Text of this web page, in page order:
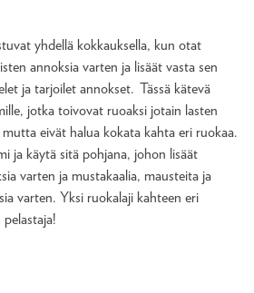
yhdellä kokkauksella, kun otat
annoksia varten ja lisäät vasta sen
ja tarjoilet annokset. Tässä kätevä
jotka toivovat ruoaksi jotain lasten
eivät halua kokata kahta eri ruokaa.
ja käytä sitä pohjana, johon lisäät
varten ja mustakaalia, mausteita ja
varten. Yksi ruokalaji kahteen eri